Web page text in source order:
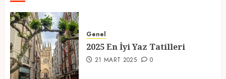
Genel
2025 En İyi Yaz Tatilleri
21 MART 2025 0